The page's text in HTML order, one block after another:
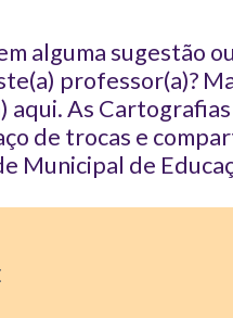
alguma sugestão
professor(a)?
aqui. As
de trocas e
Municipal de